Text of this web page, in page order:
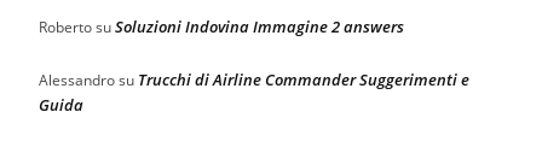
RobertosuSoluzioni Indovina Immagine 2 answers
Alessandrosu Trucchi di Airline Commander Suggerimenti e
Guida